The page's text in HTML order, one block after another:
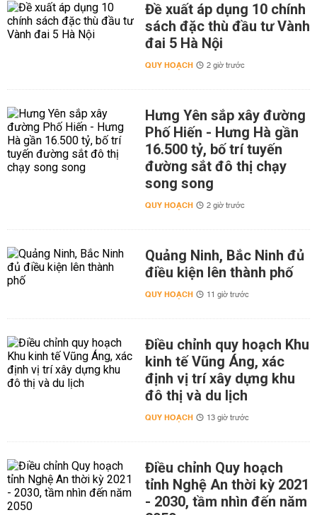
Đề xuất áp dụng 10 chính
sách đặc thù đầu tư Vành
đai 5 Hà Nội
QUY HOẠCH 2 giờ trước
Hưng Yên sắp xây đường
Phố Hiến - Hưng Hà gần
16.500 tỷ, bố trí tuyến
đường sắt đô thị chạy
song song
QUY HOẠCH 2 giờ trước
Quảng Ninh, Bắc Ninh đủ
điều kiện lên thành phố
QUY HOẠCH 11 giờ trước
Điều chỉnh quy hoạch Khu
kinh tế Vũng Áng, xác
định vị trí xây dựng khu
đô thị và du lịch
QUY HOẠCH 13 giờ trước
Điều chỉnh Quy hoạch
tỉnh Nghệ An thời kỳ 2021
- 2030, tầm nhìn đến năm